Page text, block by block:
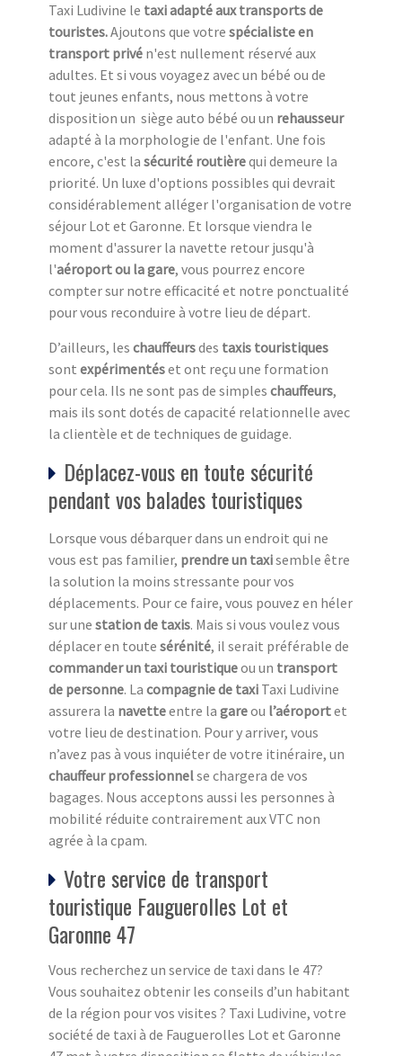
Taxi Ludivine le taxi adapté aux transports de
touristes.Ajoutons que votre spécialiste en
transport privé n'est nullement réservé aux
adultes. Et si vous voyagez avec un bébé ou de
tout jeunes enfants, nous mettons à votre
disposition un siège auto bébé ou un rehausseur
adapté à la morphologie de l'enfant. Une fois
encore, c'est la sécurité routièrequi demeure la
priorité. Un luxe d'options possibles qui devrait
considérablement alléger l'organisation de votre
séjour Lot et Garonne. Et lorsque viendra le
moment d'assurer la navette retour jusqu'à
l'aéroport ou la gare, vous pourrez encore
compter sur notre efficacité et notre ponctualité
pour vous reconduire à votre lieu de départ.
D’ailleurs, les chauffeursdes taxis touristiques
sont expérimentéset ont reçu une formation
pour cela. Ils ne sont pas de simples chauffeurs,
mais ils sont dotés de capacité relationnelle avec
la clientèle et de techniques de guidage.
Déplacez-vous en toute sécurité
pendant vos balades touristiques
Lorsque vous débarquer dans un endroit qui ne
vous est pas familier, prendre un taxisemble être
la solution la moins stressante pour vos
déplacements. Pour ce faire, vous pouvez en héler
sur une station de taxis. Mais si vous voulez vous
déplacer en toute sérénité, il serait préférable de
commander un taxi touristiqueou un transport
de personne. La compagnie de taxi Taxi Ludivine
assurera la navetteentre la gareou l’aéroportet
votre lieu de destination. Pour y arriver, vous
n’avez pas à vous inquiéter de votre itinéraire, un
chauffeur professionnelse chargera de vos
bagages. Nous acceptons aussi les personnes à
mobilité réduite contrairement aux VTC non
agrée à la cpam.
Votre service de transport
touristique Fauguerolles Lot et
Garonne 47
Vous recherchez un service de taxi dans le 47?
Vous souhaitez obtenir les conseils d’un habitant
de la région pour vos visites ? Taxi Ludivine, votre
société de taxi à de Fauguerolles Lot et Garonne